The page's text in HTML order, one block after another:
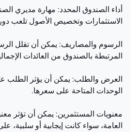
أداء الصندوق المحدد: مهارة مديري
الاستثمارات وتخصيص الأصول تلعب
الرسوم والمصاريف: يمكن أن تقلل
المرتبطة بالصندوق من العائدات
العرض والطلب: يمكن أن يؤثر الطلب
الوحدات المتاحة على سعرها.
معنويات المستثمرين: يمكن أن تؤثر
العامة، سواء كانت إيجابية أو سلبية،